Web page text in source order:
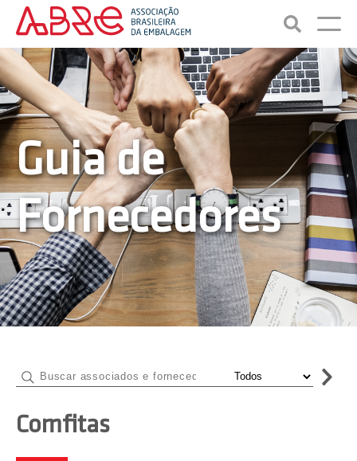
Guia de
Fornecedores
Comfitas